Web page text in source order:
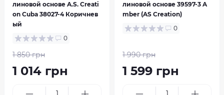
линовой основе A.S. Creati
on Cuba 38027-4 Коричнев
ый
0
1 850 грн
1 014 грн
линовой основе 39597-3 A
mber (AS Creation)
0
1 990 грн
1 599 грн